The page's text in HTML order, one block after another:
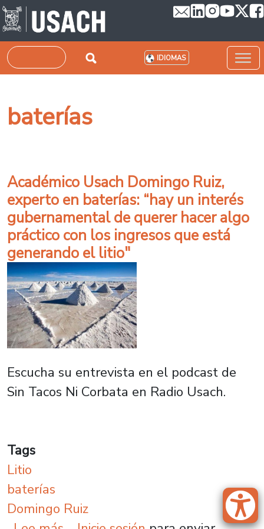
Pasar al contenido principal
Buscar IDIOMAS
baterías
Académico Usach Domingo Ruiz,
experto en baterías: “hay un interés
gubernamental de querer hacer algo
práctico con los ingresos que está
generando el litio"
Escucha su entrevista en el podcast de
Sin Tacos Ni Corbata en Radio Usach.
Tags
Litio
baterías
Domingo Ruiz